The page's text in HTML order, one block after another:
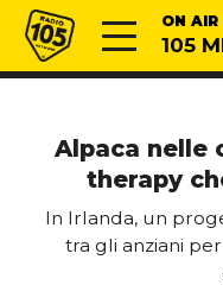
Vai al contenuto
Radio 105 ON AIR
105
Alpaca nelle
therapy
In Irlanda, un
tra gli anziani